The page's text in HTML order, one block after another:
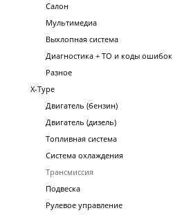
Салон
Мультимедиа
Выхлопная система
Диагностика + ТО и коды ошибок
Разное
X-Type
Двигатель (бензин)
Двигатель (дизель)
Топливная система
Система охлаждения
Трансмиссия
Подвеска
Рулевое управление